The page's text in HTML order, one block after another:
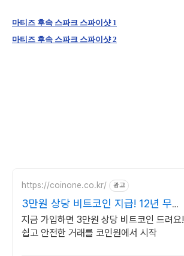
마티즈 후속 스파크 스파이샷 1
마티즈 후속 스파크 스파이샷 2
https://coinone.co.kr/ 광고
3만원 상당 비트코인 지급! 12년 무사
고 거래소
지금 가입하면 3만원 상당 비트코인 드려요!
쉽고 안전한 거래를 코인원에서 시작